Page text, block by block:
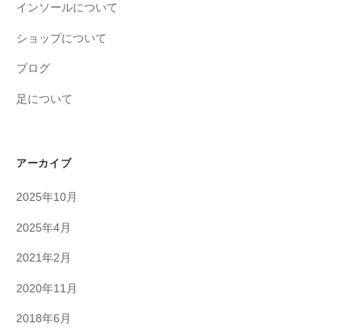
インソールについて
ショップについて
ブログ
足について
アーカイブ
2025年10月
2025年4月
2021年2月
2020年11月
2018年6月